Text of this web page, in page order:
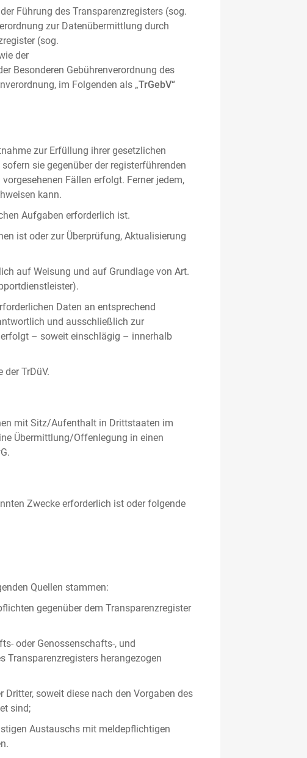
Führung des Transparenzregisters (sog.
zur Datenübermittlung durch
(sog.
der
Besonderen Gebührenverordnung des
im Folgenden als „TrGebV“
zur Erfüllung ihrer gesetzlichen
sie gegenüber der registerführenden
Fällen erfolgt. Ferner jedem,
kann.
Aufgaben erforderlich ist.
ist oder zur Überprüfung, Aktualisierung
auf Weisung und auf Grundlage von Art.
Daten an entsprechend
und ausschließlich zur
– soweit einschlägig – innerhalb
der TrDüV.
mit Sitz/Aufenthalt in Drittstaaten im
Übermittlung/Offenlegung in einen
Zwecke erforderlich ist oder folgende
Quellen stammen:
gegenüber dem Transparenzregister
oder Genossenschafts-, und
Transparenzregisters herangezogen
soweit diese nach den Vorgaben des
sind;
Austauschs mit meldepflichtigen